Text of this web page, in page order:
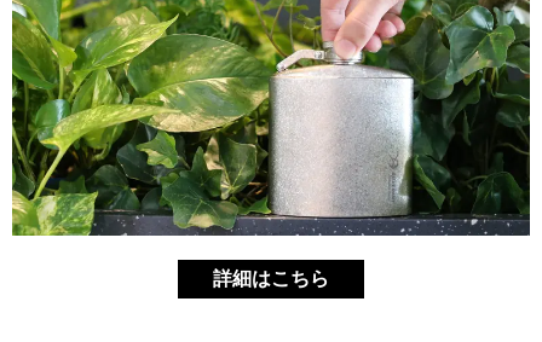
詳細はこちら